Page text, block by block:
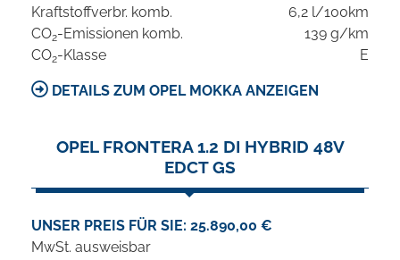
Kraftstoffverbr. komb.
6,2 l/100km
CO2-Emissionen komb.
139 g/km
CO2-Klasse E
DETAILS ZUM OPEL MOKKA ANZEIGEN
OPEL FRONTERA 1.2 DI HYBRID 48V
EDCT GS
UNSER PREIS FÜR SIE: 25.890,00 €
MwSt. ausweisbar